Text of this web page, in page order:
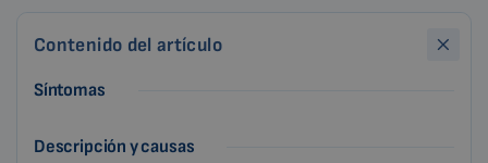
Contenido del artículo
Síntomas
Descripción y causas